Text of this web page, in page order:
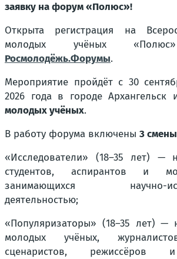
заявку на форум «Полюс»!
Открыта регистрация на
молодых учёных
Росмолодёжь.Форумы.
Мероприятие пройдёт с 30
2026 года в городе Архангельск
молодых учёных.
В работу форума включены 3 смены
«Исследователи» (18–35 лет) —
студентов, аспирантов и
занимающихся научно-
деятельностью;
«Популяризаторы» (18–35 лет) —
молодых учёных,
сценаристов, режиссёров